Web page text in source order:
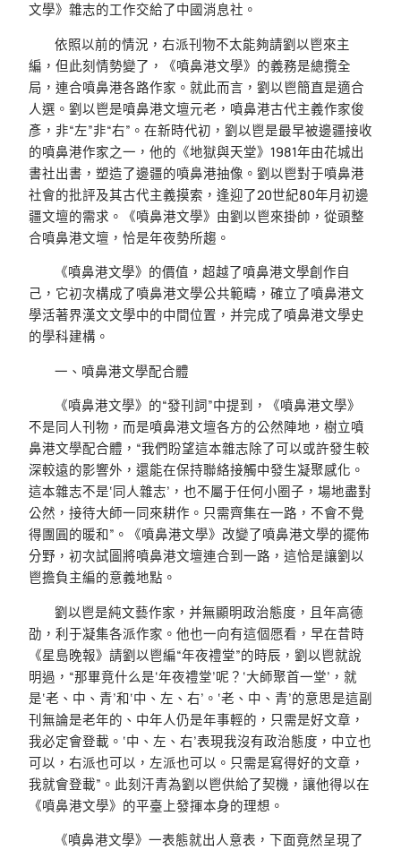
文學》雜志的工作交給了中國消息社。
依照以前的情況，右派刊物不太能夠請劉以鬯來主
編，但此刻情勢變了，《噴鼻港文學》的義務是總攬全
局，連合噴鼻港各路作家。就此而言，劉以鬯簡直是適合
人選。劉以鬯是噴鼻港文壇元老，噴鼻港古代主義作家俊
彥，非“左”非“右”。在新時代初，劉以鬯是最早被邊疆接收
的噴鼻港作家之一，他的《地獄與天堂》1981年由花城出
書社出書，塑造了邊疆的噴鼻港抽像。劉以鬯對于噴鼻港
社會的批評及其古代主義摸索，逢迎了20世紀80年月初邊
疆文壇的需求。《噴鼻港文學》由劉以鬯來掛帥，從頭整
合噴鼻港文壇，恰是年夜勢所趨。
《噴鼻港文學》的價值，超越了噴鼻港文學創作自
己，它初次構成了噴鼻港文學公共範疇，確立了噴鼻港文
學活著界漢文文學中的中間位置，并完成了噴鼻港文學史
的學科建構。
一、噴鼻港文學配合體
《噴鼻港文學》的“發刊詞”中提到，《噴鼻港文學》
不是同人刊物，而是噴鼻港文壇各方的公然陣地，樹立噴
鼻港文學配合體，“我們盼望這本雜志除了可以或許發生較
深較遠的影響外，還能在保持聯絡接觸中發生凝聚感化。
這本雜志不是‘同人雜志’，也不屬于任何小圈子，場地盡對
公然，接待大師一同來耕作。只需齊集在一路，不會不覺
得團圓的暖和”。《噴鼻港文學》改變了噴鼻港文學的擺佈
分野，初次試圖將噴鼻港文壇連合到一路，這恰是讓劉以
鬯擔負主編的意義地點。
劉以鬯是純文藝作家，并無顯明政治態度，且年高德
劭，利于凝集各派作家。他也一向有這個愿看，早在昔時
《星島晚報》請劉以鬯編“年夜禮堂”的時辰，劉以鬯就說
明過，“那畢竟什么是‘年夜禮堂’呢？‘大師聚首一堂’，就
是‘老、中、青’和‘中、左、右’。‘老、中、青’的意思是這副
刊無論是老年的、中年人仍是年事輕的，只需是好文章，
我必定會登載。‘中、左、右’表現我沒有政治態度，中立也
可以，右派也可以，左派也可以。只需是寫得好的文章，
我就會登載”。此刻汗青為劉以鬯供給了契機，讓他得以在
《噴鼻港文學》的平臺上發揮本身的理想。
《噴鼻港文學》一表態就出人意表，下面竟然呈現了